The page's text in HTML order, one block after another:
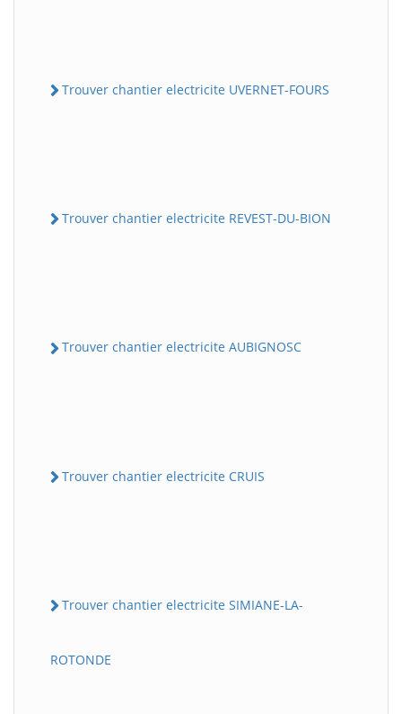
Trouver chantier electricite UVERNET-FOURS
Trouver chantier electricite REVEST-DU-BION
Trouver chantier electricite AUBIGNOSC
Trouver chantier electricite CRUIS
Trouver chantier electricite SIMIANE-LA-
ROTONDE